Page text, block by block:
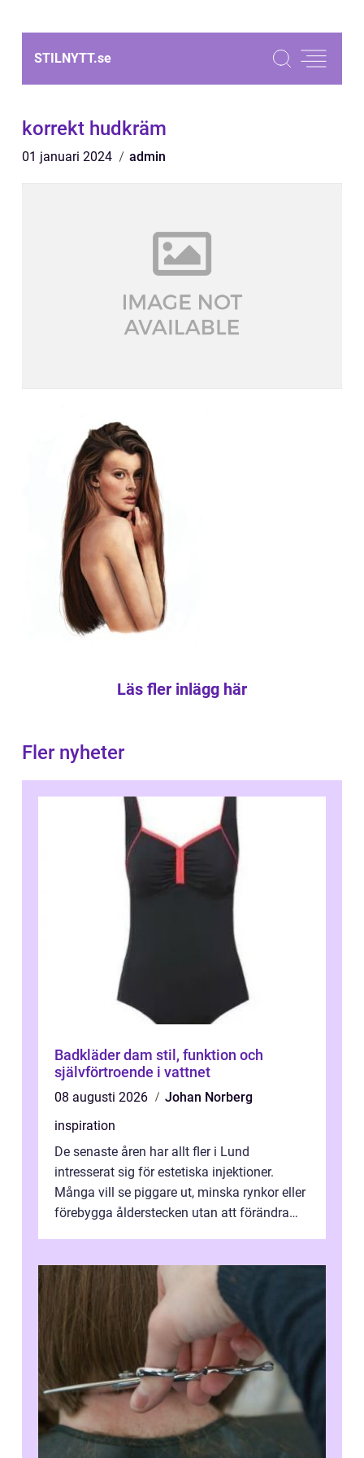
STILNYTT.se
korrekt hudkräm
01 januari 2024 admin
Läs fler inlägg här
Fler nyheter
Badkläder dam stil, funktion och
självförtroende i vattnet
08 augusti 2026
Johan Norberg
inspiration
De senaste åren har allt fler i Lund
intresserat sig för estetiska injektioner.
Många vill se piggare ut, minska rynkor eller
förebygga ålderstecken utan att förändra